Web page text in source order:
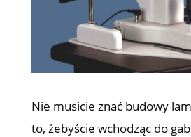
Nie musicie znać budowy
to, żebyście wchodząc do